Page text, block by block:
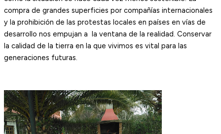
compra de grandes superficies por compañías internacionales
y la prohibición de las protestas locales en países en vías de
desarrollo nos empujan a la ventana de la realidad. Conservar
la calidad de la tierra en la que vivimos es vital para las
generaciones futuras.